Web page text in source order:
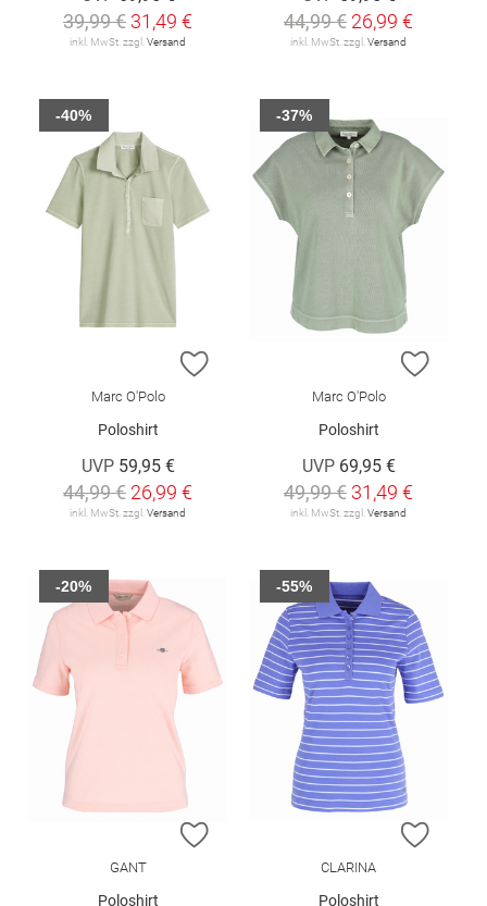
39,99 € 31,49 €
inkl. MwSt. zzgl. Versand
44,99 € 26,99 €
inkl. MwSt. zzgl. Versand
ZUR WUNSCHLISTE HINZUFÜGEN
Marc O'Polo
Poloshirt
UVP 59,95 €
44,99 € 26,99 €
inkl. MwSt. zzgl. Versand
-40%
ZUR
Marc O'Polo
Poloshirt
UVP 69,95 €
49,99 € 31,49 €
inkl. MwSt. zzgl. Versand
-37%
ZUR WUNSCHLISTE HINZUFÜGEN
GANT
Poloshirt
-20%
ZUR
CLARINA
Poloshirt
-55%